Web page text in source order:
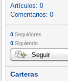
Artículos: 0
Comentarios: 0
0 Seguidores
0 Siguiendo
Seguir
Carteras